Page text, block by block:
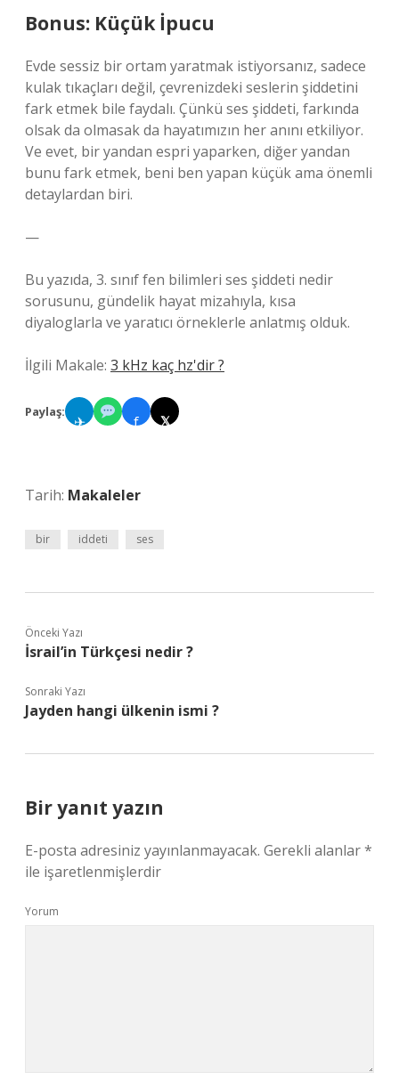
Bonus: Küçük İpucu
Evde sessiz bir ortam yaratmak istiyorsanız, sadece
kulak tıkaçları değil, çevrenizdeki seslerin şiddetini
fark etmek bile faydalı. Çünkü ses şiddeti, farkında
olsak da olmasak da hayatımızın her anını etkiliyor.
Ve evet, bir yandan espri yaparken, diğer yandan
bunu fark etmek, beni ben yapan küçük ama önemli
detaylardan biri.
—
Bu yazıda, 3. sınıf fen bilimleri ses şiddeti nedir
sorusunu, gündelik hayat mizahıyla, kısa
diyaloglarla ve yaratıcı örneklerle anlatmış olduk.
İlgili Makale: 3 kHz kaç hz'dir ?
Paylaş:
✈ f 𝕏
Tarih: Makaleler
bir iddeti ses
Önceki Yazı
İsrail’in Türkçesi nedir ?
Sonraki Yazı
Jayden hangi ülkenin ismi ?
Bir yanıt yazın
E-posta adresiniz yayınlanmayacak. Gerekli alanlar*
ile işaretlenmişlerdir
Yorum